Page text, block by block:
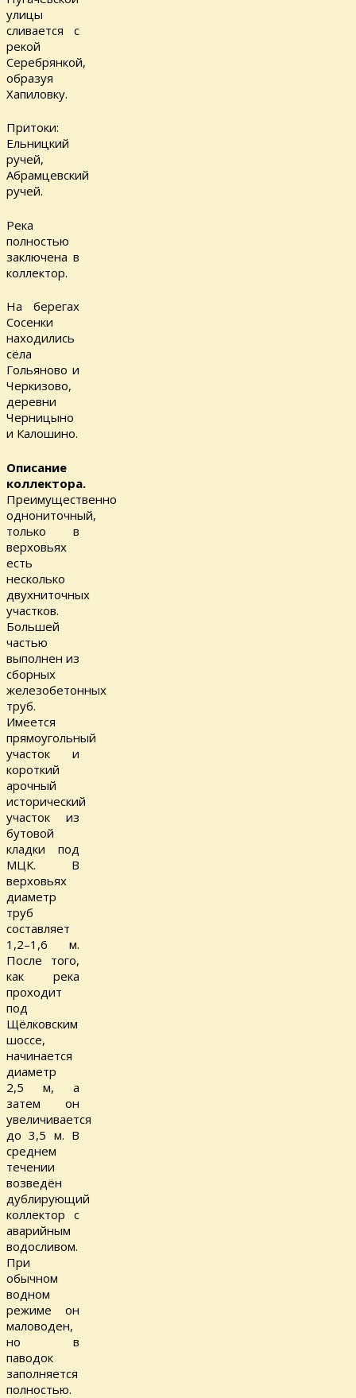
улицы
сливается с
рекой
Серебрянкой,
образуя
Хапиловку.
Притоки:
Ельницкий
ручей,
Абрамцевский
ручей.
Река
полностью
заключена в
коллектор.
На берегах
Сосенки
находились
сёла
Гольяново и
Черкизово,
деревни
Черницыно
и Калошино.
Описание
коллектора.
Преимущественно
однониточный,
только в
верховьях
есть
несколько
двухниточных
участков.
Большей
частью
выполнен из
сборных
железобетонных
труб.
Имеется
прямоугольный
участок и
короткий
арочный
исторический
участок из
бутовой
кладки под
МЦК. В
верховьях
диаметр
труб
составляет
1,2–1,6 м.
После того,
как река
проходит
под
Щёлковским
шоссе,
начинается
диаметр
2,5 м, а
затем он
увеличивается
до 3,5 м. В
среднем
течении
возведён
дублирующий
коллектор с
аварийным
водосливом.
При
обычном
водном
режиме он
маловоден,
но в
паводок
заполняется
полностью.